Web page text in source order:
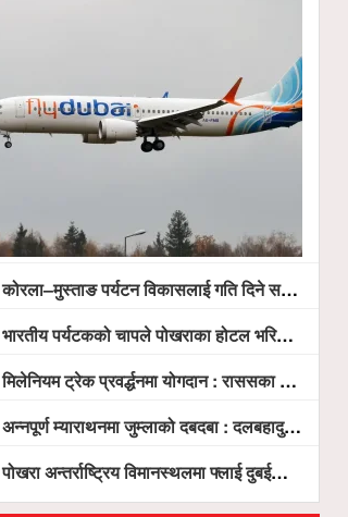
कोरला–मुस्ताङ पर्यटन विकासलाई गति दिने सरकारको प्रतिबद्धता, स्थानीय सरोकारवालासँग व्यापक छलफल
भारतीय पर्यटकको चापले पोखराका होटल भरिभराउ
मिलेनियम ट्रेक प्रवर्द्धनमा योगदान : राससका वासुदेव पौडेललाई ‘मिलेनियम ट्रेक अवार्ड’ प्रदान गरिने
अन्नपूर्ण म्याराथनमा जुम्लाको दबदबा : दलबहादुर र मञ्जु च्याम्पियन, नगदसहित भव्य सम्मान
पोखरा अन्तर्राष्ट्रिय विमानस्थलमा फ्लाई दुबईको बढ्दो चासो, ६ घण्टा लामो प्राविधिक निरीक्षणपछि दैनिक उडानको ढोका खुल्दै